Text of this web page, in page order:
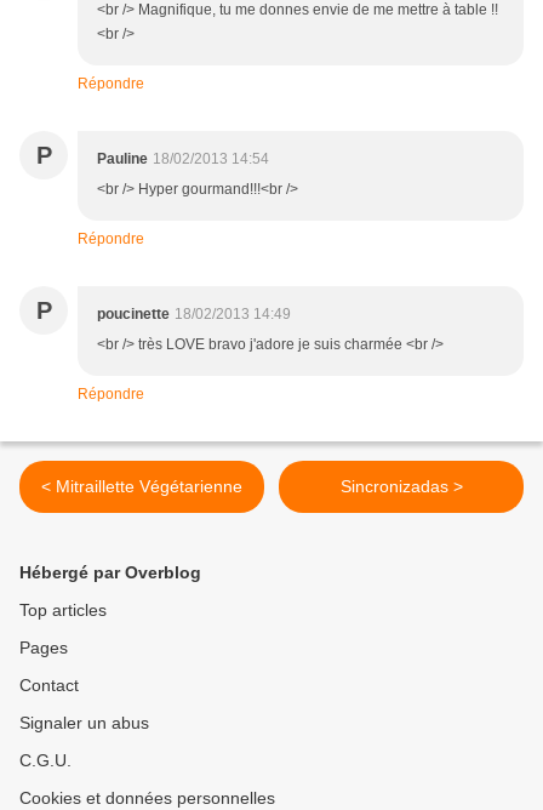
<br /> Magnifique, tu me donnes envie de me mettre à table !!
<br />
Répondre
P Pauline 18/02/2013 14:54
<br /> Hyper gourmand!!!<br />
Répondre
P poucinette 18/02/2013 14:49
<br /> très LOVE bravo j'adore je suis charmée <br />
Répondre
< Mitraillette Végétarienne Sincronizadas >
Hébergé par Overblog
Top articles
Pages
Contact
Signaler un abus
C.G.U.
Cookies et données personnelles